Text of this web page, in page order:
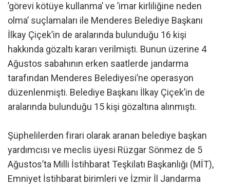
’görevi kötüye kullanma’ ve ’imar kirliliğine neden
olma’ suçlamaları ile Menderes Belediye Başkanı
İlkay Çiçek’in de aralarında bulunduğu 16 kişi
hakkında gözaltı kararı verilmişti. Bunun üzerine 4
Ağustos sabahının erken saatlerde jandarma
tarafından Menderes Belediyesi’ne operasyon
düzenlenmişti. Belediye Başkanı İlkay Çiçek’in de
aralarında bulunduğu 15 kişi gözaltına alınmıştı.
Şüphelilerden firari olarak aranan belediye başkan
yardımcısı ve meclis üyesi Rüzgar Sönmez de 5
Ağustos’ta Milli İstihbarat Teşkilatı Başkanlığı (MİT),
Emniyet İstihbarat birimleri ve İzmir İl Jandarma